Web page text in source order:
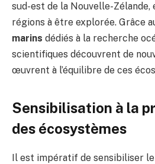
sud-est de la Nouvelle-Zélande,
régions à être explorée. Grâce
marins dédiés à la recherche
scientifiques découvrent de
œuvrent à l’équilibre de ces
Sensibilisation à la
des écosystèmes
Il est impératif de sensibiliser